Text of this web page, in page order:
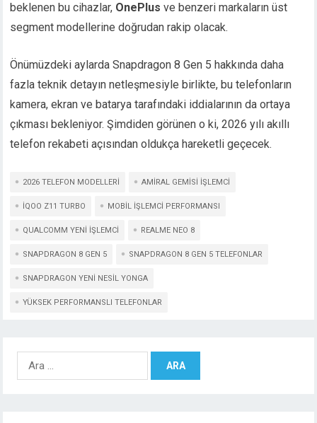
beklenen bu cihazlar, OnePlus ve benzeri markaların üst
segment modellerine doğrudan rakip olacak.
Önümüzdeki aylarda Snapdragon 8 Gen 5 hakkında daha
fazla teknik detayın netleşmesiyle birlikte, bu telefonların
kamera, ekran ve batarya tarafındaki iddialarının da ortaya
çıkması bekleniyor. Şimdiden görünen o ki, 2026 yılı akıllı
telefon rekabeti açısından oldukça hareketli geçecek.
2026 TELEFON MODELLERI AMIRAL GEMISI IŞLEMCI
IQOO Z11 TURBO MOBIL IŞLEMCI PERFORMANSI
QUALCOMM YENI IŞLEMCI REALME NEO 8
SNAPDRAGON 8 GEN 5 SNAPDRAGON 8 GEN 5 TELEFONLAR
SNAPDRAGON YENI NESIL YONGA
YÜKSEK PERFORMANSLI TELEFONLAR
Arama: